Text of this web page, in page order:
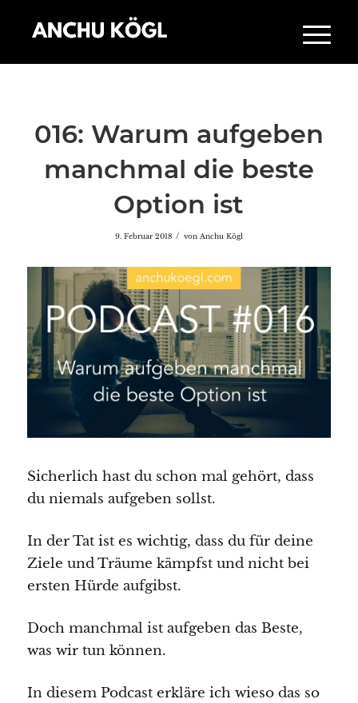
016: Warum aufgeben
manchmal die beste
Option ist
9. Februar 2018 / von Anchu Kögl
Sicherlich hast du schon mal gehört, dass
du niemals aufgeben sollst.
In der Tat ist es wichtig, dass du für deine
Ziele und Träume kämpfst und nicht bei
ersten Hürde aufgibst.
Doch manchmal ist aufgeben das Beste,
was wir tun können.
In diesem Podcast erkläre ich wieso das so